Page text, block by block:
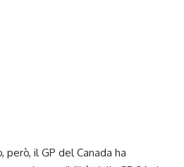
il GP del Canada ha